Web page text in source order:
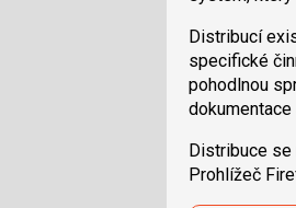
Distribucí
specifické
pohodlnou
dokumentace
Distribuce se
Prohlížeč